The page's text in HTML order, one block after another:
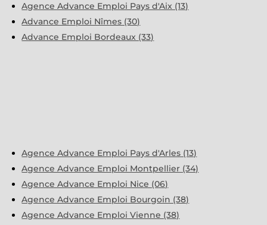
Agence Advance Emploi Pays d'Aix (13)
Advance Emploi Nîmes (30)
Advance Emploi Bordeaux (33)
Agence Advance Emploi Pays d'Arles (13)
Agence Advance Emploi Montpellier (34)
Agence Advance Emploi Nice (06)
Agence Advance Emploi Bourgoin (38)
Agence Advance Emploi Vienne (38)